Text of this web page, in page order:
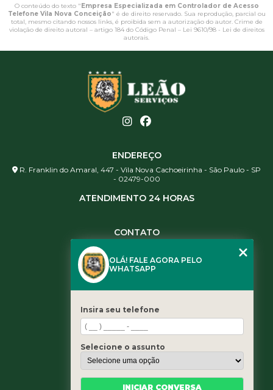
O conteúdo do texto "Empresa Especializada em Controlador de Acesso
Telefone Vila Nova Conceição" é de direito reservado. Sua reprodução, parcial ou
total, mesmo citando nossos links, é proibida sem a autorização do autor. Crime de
violação de direito autoral – artigo 184 do Código Penal – Lei 9610/98 - Lei de direitos
autorais.
ENDEREÇO
R. Franklin do Amaral, 447 - Vila Nova Cachoeirinha - São Paulo - SP
- 02479-000
ATENDIMENTO 24 HORAS
CONTATO
(11) 3461-5871
contato@leaoservicos.com.br
Home
Quem somos
Serviços
Blog
OLÁ! FALE AGORA PELO
WHATSAPP
Insira seu telefone
Selecione o assunto
INICIAR CONVERSA